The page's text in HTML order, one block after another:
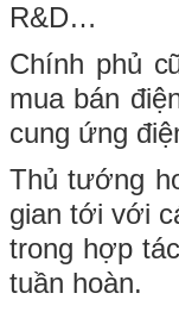
R&D…
Chính phủ
mua bán
cung ứng
Thủ tướng
gian tới với
trong hợp
tuần hoàn.